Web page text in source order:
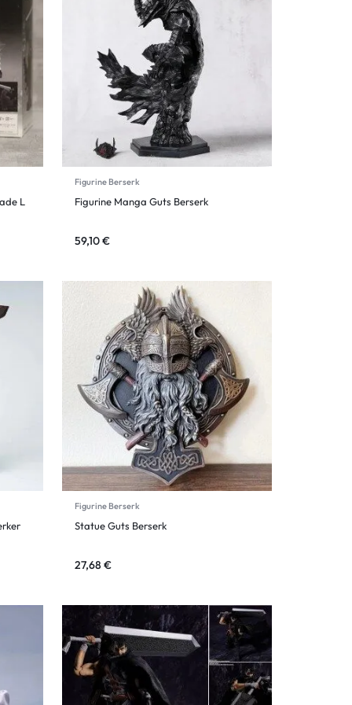
L
Figurine Berserk
Figurine Manga Guts Berserk
59,10€
Figurine Berserk
Statue Guts Berserk
27,68€